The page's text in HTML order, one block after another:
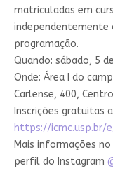
matriculadas em
independentemente
programação.
Quando: sábado, 5
Onde: Área I do
Carlense, 400,
Inscrições gratuitas
https://icmc.usp.br/
Mais informações
perfil do Instagram